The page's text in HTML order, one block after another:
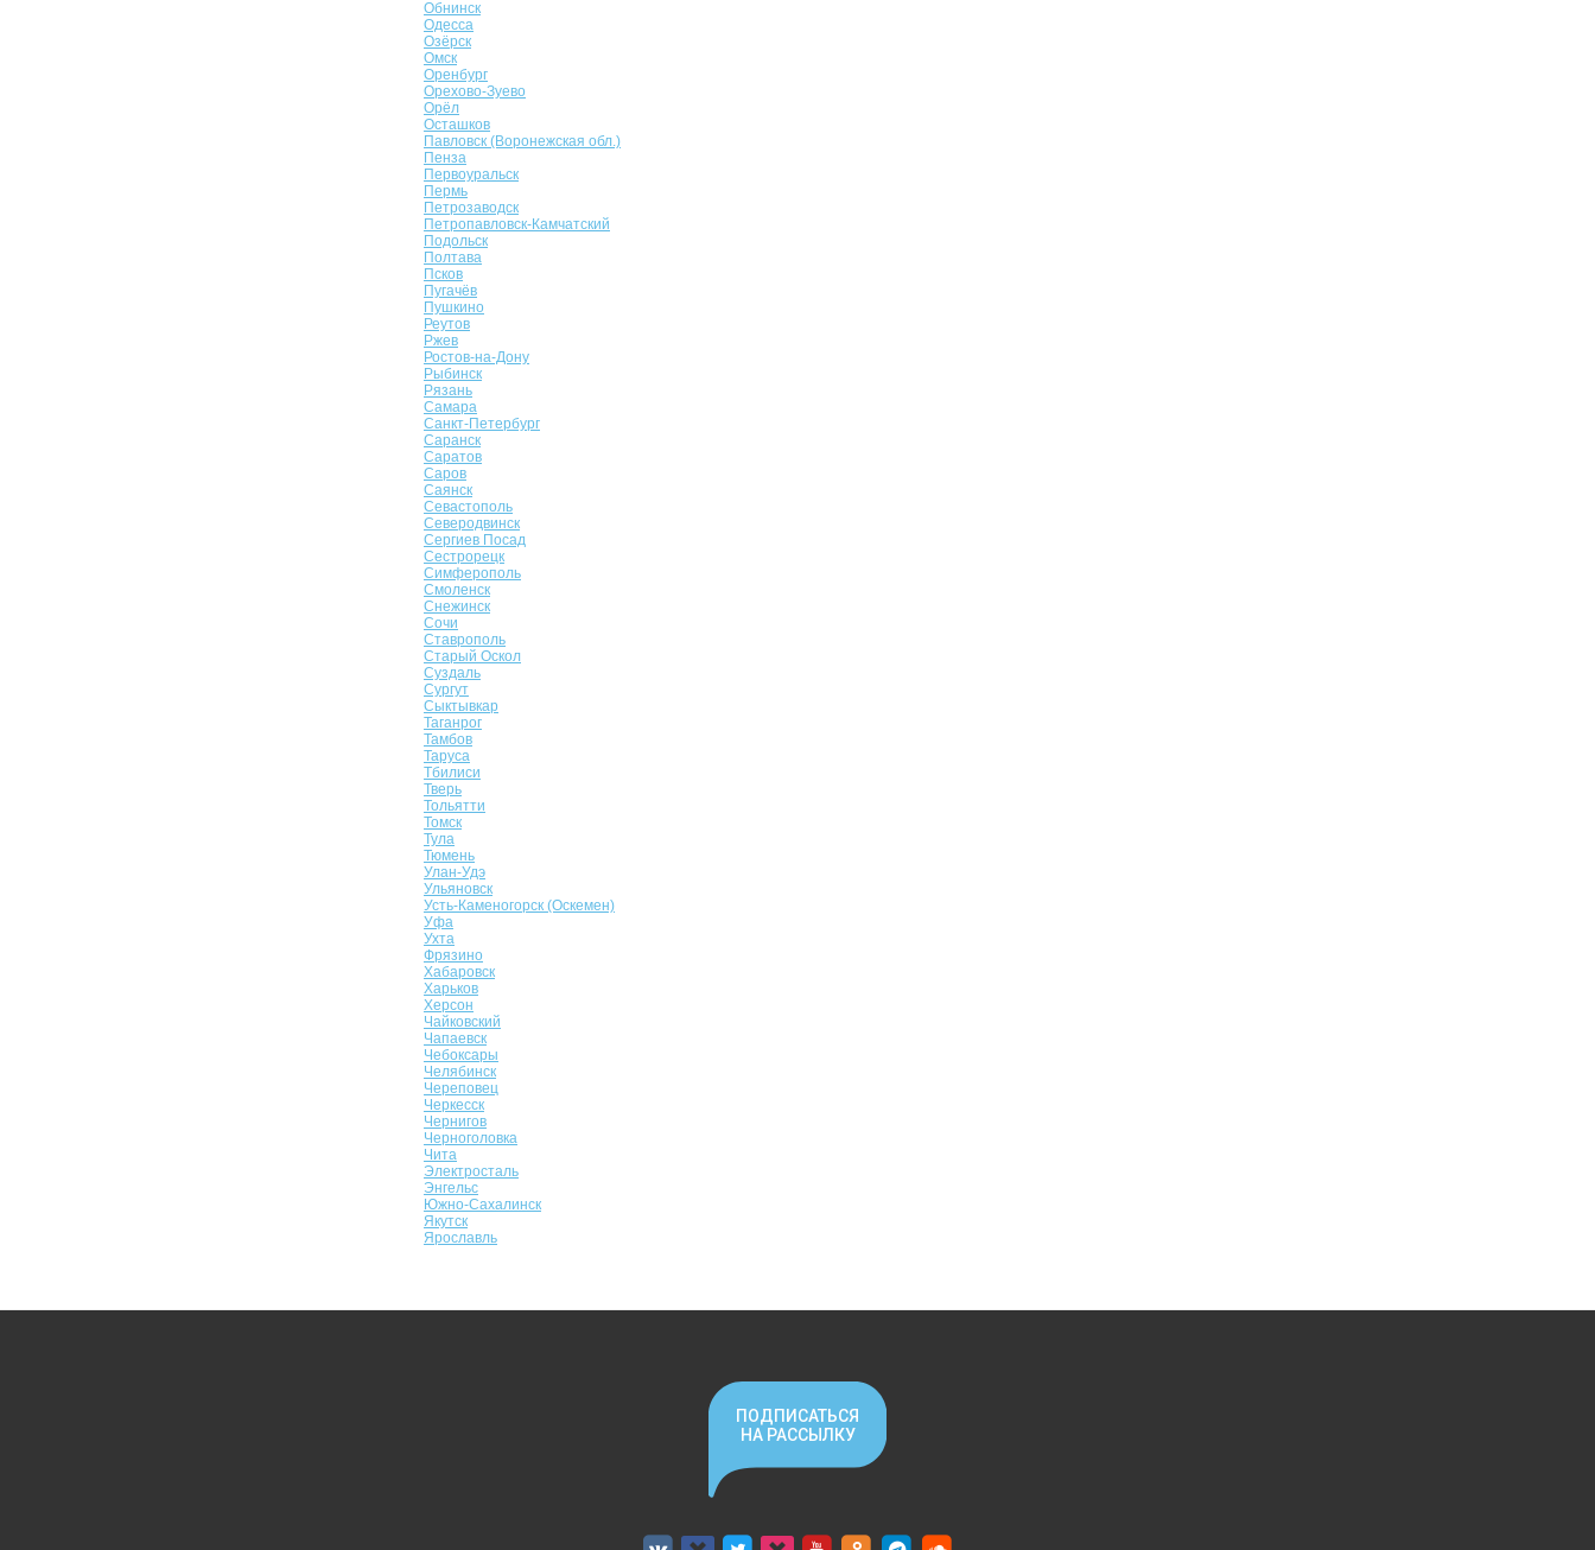
Обнинск
Одесса
Озёрск
Омск
Оренбург
Орехово-Зуево
Орёл
Осташков
Павловск (Воронежская обл.)
Пенза
Первоуральск
Пермь
Петрозаводск
Петропавловск-Камчатский
Подольск
Полтава
Псков
Пугачёв
Пушкино
Реутов
Ржев
Ростов-на-Дону
Рыбинск
Рязань
Самара
Санкт-Петербург
Саранск
Саратов
Саров
Саянск
Севастополь
Северодвинск
Сергиев Посад
Сестрорецк
Симферополь
Смоленск
Снежинск
Сочи
Ставрополь
Старый Оскол
Суздаль
Сургут
Сыктывкар
Таганрог
Тамбов
Таруса
Тбилиси
Тверь
Тольятти
Томск
Тула
Тюмень
Улан-Удэ
Ульяновск
Усть-Каменогорск (Оскемен)
Уфа
Ухта
Фрязино
Хабаровск
Харьков
Херсон
Чайковский
Чапаевск
Чебоксары
Челябинск
Череповец
Черкесск
Чернигов
Черноголовка
Чита
Электросталь
Энгельс
Южно-Сахалинск
Якутск
Ярославль
ПОДПИСАТЬСЯ
НА РАССЫЛКУ